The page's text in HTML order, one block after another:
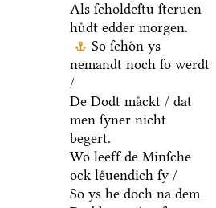
Als ſcholdeſtu ſteruen
huͤdt edder morgen.
So ſchoͤn ys
nemandt noch ſo werdt
/
De Dodt maͤckt / dat
men ſyner nicht
begert.
Wo leeff de Minſche
ock leͤuendich ſy /
So ys he doch na dem